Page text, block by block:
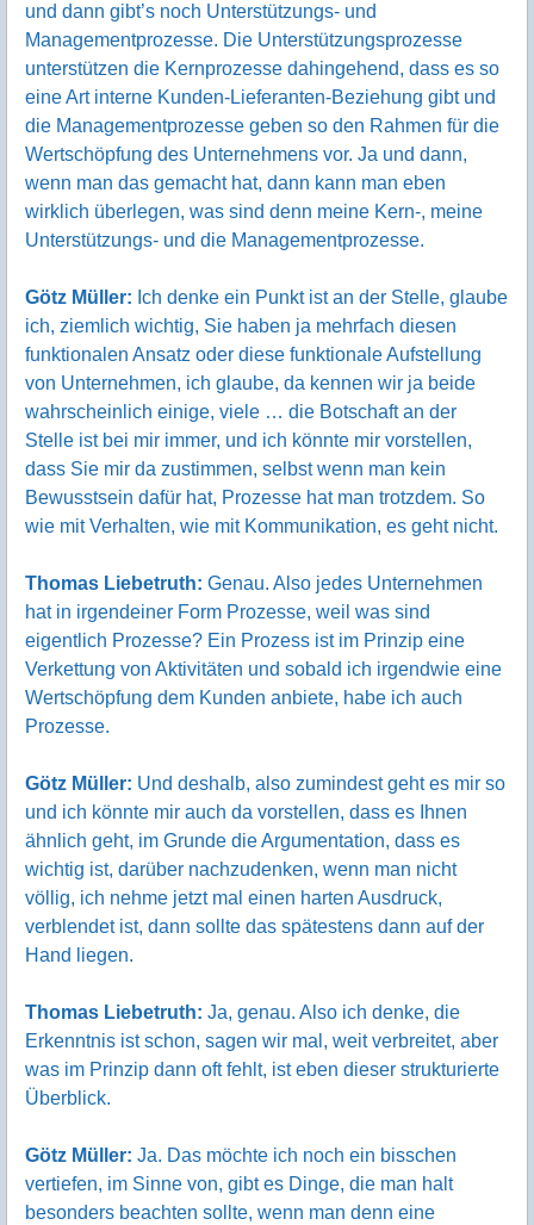
und dann gibt’s noch Unterstützungs- und
Managementprozesse. Die Unterstützungsprozesse
unterstützen die Kernprozesse dahingehend, dass es so
eine Art interne Kunden-Lieferanten-Beziehung gibt und
die Managementprozesse geben so den Rahmen für die
Wertschöpfung des Unternehmens vor. Ja und dann,
wenn man das gemacht hat, dann kann man eben
wirklich überlegen, was sind denn meine Kern-, meine
Unterstützungs- und die Managementprozesse.
Götz Müller: Ich denke ein Punkt ist an der Stelle, glaube
ich, ziemlich wichtig, Sie haben ja mehrfach diesen
funktionalen Ansatz oder diese funktionale Aufstellung
von Unternehmen, ich glaube, da kennen wir ja beide
wahrscheinlich einige, viele … die Botschaft an der
Stelle ist bei mir immer, und ich könnte mir vorstellen,
dass Sie mir da zustimmen, selbst wenn man kein
Bewusstsein dafür hat, Prozesse hat man trotzdem. So
wie mit Verhalten, wie mit Kommunikation, es geht nicht.
Thomas Liebetruth: Genau. Also jedes Unternehmen
hat in irgendeiner Form Prozesse, weil was sind
eigentlich Prozesse? Ein Prozess ist im Prinzip eine
Verkettung von Aktivitäten und sobald ich irgendwie eine
Wertschöpfung dem Kunden anbiete, habe ich auch
Prozesse.
Götz Müller: Und deshalb, also zumindest geht es mir so
und ich könnte mir auch da vorstellen, dass es Ihnen
ähnlich geht, im Grunde die Argumentation, dass es
wichtig ist, darüber nachzudenken, wenn man nicht
völlig, ich nehme jetzt mal einen harten Ausdruck,
verblendet ist, dann sollte das spätestens dann auf der
Hand liegen.
Thomas Liebetruth: Ja, genau. Also ich denke, die
Erkenntnis ist schon, sagen wir mal, weit verbreitet, aber
was im Prinzip dann oft fehlt, ist eben dieser strukturierte
Überblick.
Götz Müller: Ja. Das möchte ich noch ein bisschen
vertiefen, im Sinne von, gibt es Dinge, die man halt
besonders beachten sollte, wenn man denn eine